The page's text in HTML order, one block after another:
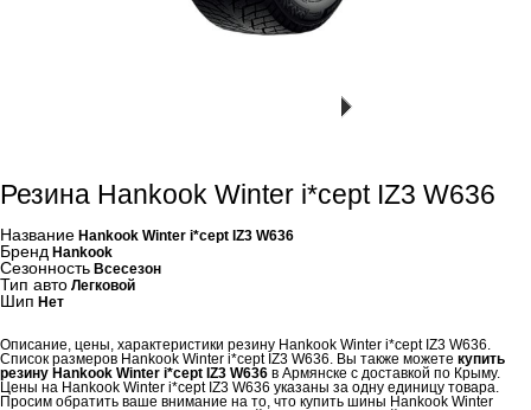
Резина Hankook Winter i*cept IZ3 W636
Название Hankook Winter i*cept IZ3 W636
Бренд Hankook
Сезонность Всесезон
Тип авто Легковой
Шип Нет
Описание, цены, характеристики резину Hankook Winter i*cept IZ3 W636.
Список размеров Hankook Winter i*cept IZ3 W636. Вы также можете купить
резину Hankook Winter i*cept IZ3 W636 в Армянске с доставкой по Крыму.
Цены на Hankook Winter i*cept IZ3 W636 указаны за одну единицу товара.
Просим обратить ваше внимание на то, что купить шины Hankook Winter